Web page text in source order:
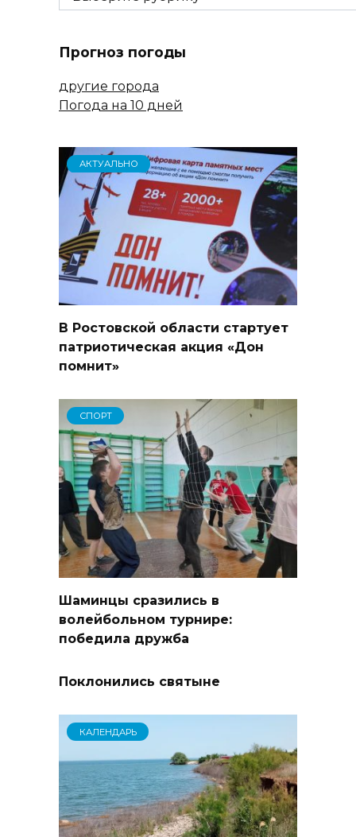
Прогноз погоды
другие города
Погода на 10 дней
АКТУАЛЬНО
В Ростовской области стартует
патриотическая акция «Дон
помнит»
СПОРТ
Шаминцы сразились в
волейбольном турнире:
победила дружба
Поклонились святыне
КАЛЕНДАРЬ